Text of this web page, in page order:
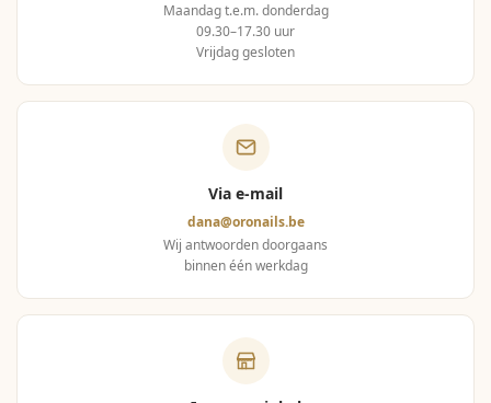
Maandag t.e.m. donderdag
09.30–17.30 uur
Vrijdag gesloten
Via e-mail
dana@oronails.be
Wij antwoorden doorgaans
binnen één werkdag